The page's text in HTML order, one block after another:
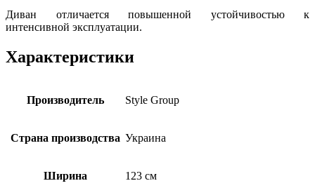
Диван отличается повышенной устойчивостью к
интенсивной эксплуатации.
Характеристики
Производитель Style Group
Страна производства Украина
Ширина 123 см